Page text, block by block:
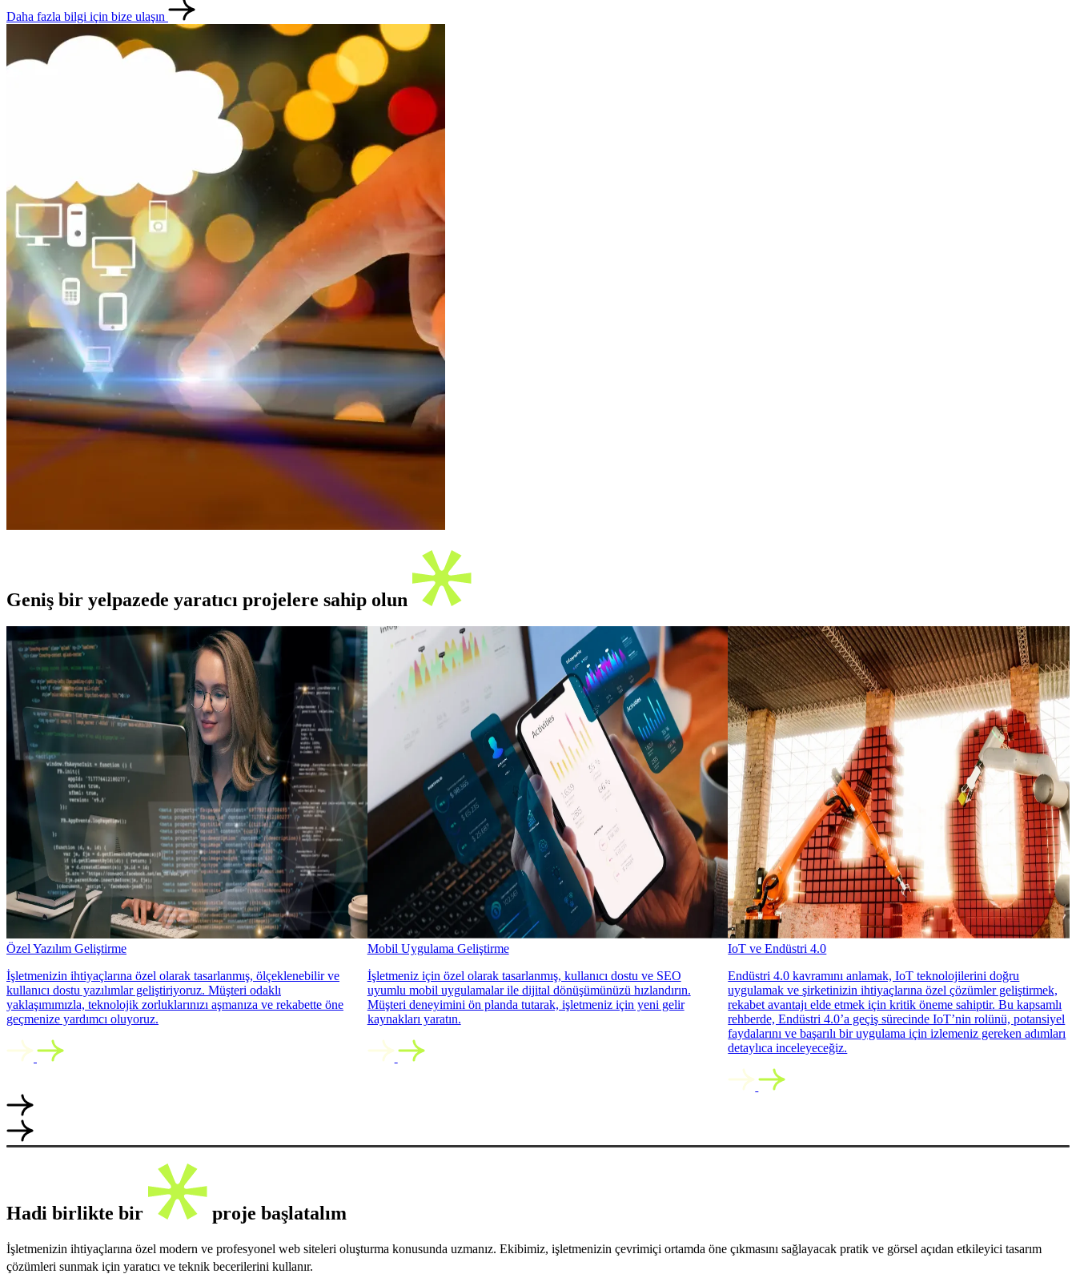
Daha fazla bilgi için bize ulaşın
Geniş bir yelpazede yaratıcı projelere sahip olun
Özel Yazılım Geliştirme
İşletmenizin ihtiyaçlarına özel olarak tasarlanmış, ölçeklenebilir ve
kullanıcı dostu yazılımlar geliştiriyoruz. Müşteri odaklı
yaklaşımımızla, teknolojik zorluklarınızı aşmanıza ve rekabette öne
geçmenize yardımcı oluyoruz.
Mobil Uygulama Geliştirme
İşletmeniz için özel olarak tasarlanmış, kullanıcı dostu ve SEO
uyumlu mobil uygulamalar ile dijital dönüşümünüzü hızlandırın.
Müşteri deneyimini ön planda tutarak, işletmeniz için yeni gelir
kaynakları yaratın.
IoT ve Endüstri 4.0
Endüstri 4.0 kavramını anlamak, IoT teknolojilerini doğru
uygulamak ve şirketinizin ihtiyaçlarına özel çözümler geliştirmek,
rekabet avantajı elde etmek için kritik öneme sahiptir. Bu kapsamlı
rehberde, Endüstri 4.0’a geçiş sürecinde IoT’nin rolünü, potansiyel
faydalarını ve başarılı bir uygulama için izlemeniz gereken adımları
detaylıca inceleyeceğiz.
Hadi birlikte bir proje başlatalım
İşletmenizin ihtiyaçlarına özel modern ve profesyonel web siteleri oluşturma konusunda uzmanız. Ekibimiz, işletmenizin çevrimiçi ortamda öne çıkmasını sağlayacak pratik ve görsel açıdan etkileyici tasarım
çözümleri sunmak için yaratıcı ve teknik becerilerini kullanır.